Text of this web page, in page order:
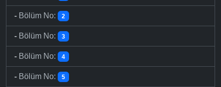
- Bölüm No: 2
- Bölüm No: 3
- Bölüm No: 4
- Bölüm No: 5